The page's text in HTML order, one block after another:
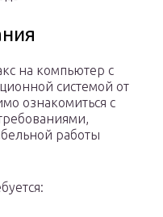
на компьютер с
системой от
ознакомиться с
работы